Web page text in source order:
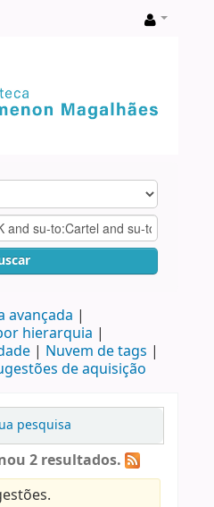
avançada
hierarquia
Nuvem de tags
de aquisição
pesquisa
2 resultados.